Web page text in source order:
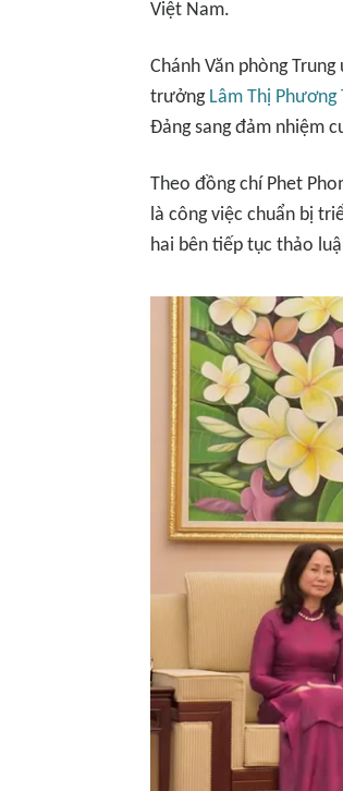
Việt Nam.
Chánh Văn phòng
trưởng Lâm Thị Phương
Đảng sang đảm nhiệm
Theo đồng chí Phet
là công việc chuẩn bị
hai bên tiếp tục thảo